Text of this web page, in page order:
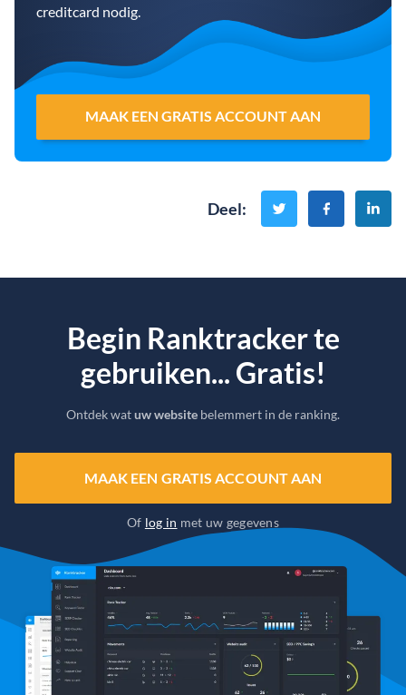
creditcard nodig.
MAAK EEN GRATIS ACCOUNT AAN
Deel:
Begin Ranktracker te
gebruiken... Gratis!
Ontdek watuw website belemmert in de ranking.
MAAK EEN GRATIS ACCOUNT AAN
Of log in met uw gegevens